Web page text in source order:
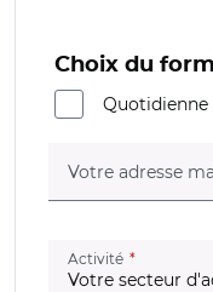
Choix du
Quotidienne
Votre adresse
Activité (champ